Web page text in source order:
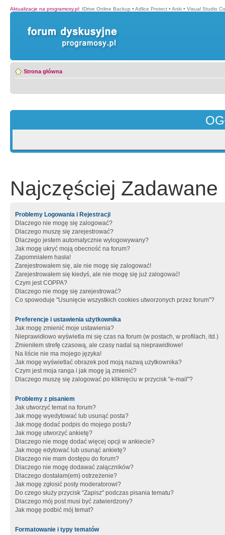
Aktualizacje na programosy.pl: IDrive Online Backup • Adlice Protect • Anki • Visual Studio
Strona główna
Najczęściej Zadawane
Problemy Logowania i Rejestracji
Dlaczego nie mogę się zalogować?
Dlaczego muszę się zarejestrować?
Dlaczego jestem automatycznie wylogowywany?
Jak mogę ukryć moją obecność na forum?
Zapomniałem hasła!
Zarejestrowałem się, ale nie mogę się zalogować!
Zarejestrowałem się kiedyś, ale nie mogę się już zalogować!
Czym jest COPPA?
Dlaczego nie mogę się zarejestrować?
Co spowoduje "Usunięcie wszystkich cookies utworzonych przez forum"?
Preferencje i ustawienia użytkownika
Jak mogę zmienić moje ustawienia?
Nieprawidłowo wyświetla mi się czas na forum (w postach, w profilach, itd.)
Zmieniłem strefę czasową, ale czasy nadal są nieprawidłowe!
Na liście nie ma mojego języka!
Jak mogę wyświetlać obrazek pod moją nazwą użytkownika?
Czym jest moja ranga i jak mogę ją zmienić?
Dlaczego muszę się zalogować po kliknięciu w przycisk "e-mail"?
Problemy z pisaniem
Jak utworzyć temat na forum?
Jak mogę wyedytować lub usunąć posta?
Jak mogę dodać podpis do mojego postu?
Jak mogę utworzyć ankietę?
Dlaczego nie mogę dodać więcej opcji w ankiecie?
Jak mogę edytować lub usunąć ankietę?
Dlaczego nie mam dostępu do forum?
Dlaczego nie mogę dodawać załączników?
Dlaczego dostałam(em) ostrzeżenie?
Jak mogę zgłosić posty moderatorowi?
Do czego służy przycisk "Zapisz" podczas pisania tematu?
Dlaczego mój post musi być zatwierdzony?
Jak mogę podbić mój temat?
Formatowanie i typy tematów